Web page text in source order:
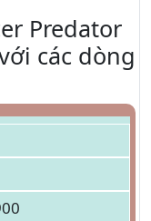
Predator
các dòng